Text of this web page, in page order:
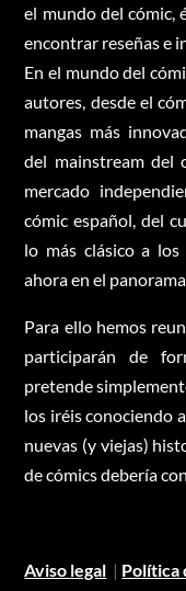
el mundo del cómic,
encontrar reseñas e
En el mundo del
autores, desde el
mangas más
del mainstream del
mercado
cómic español, del
lo más clásico a
ahora en el
Para ello hemos
participarán de
pretende
los iréis conociendo
nuevas (y viejas)
de cómics debería
Aviso legal | Política